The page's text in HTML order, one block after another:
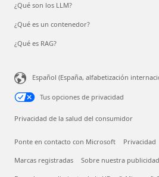
¿Qué son los LLM?
¿Qué es un contenedor?
¿Qué es RAG?
Español (España, alfabetización
Tus opciones de privacidad
Privacidad de la salud del consumidor
Ponte en contacto con Microsoft Privacidad
Marcas registradas Sobre nuestra publicidad